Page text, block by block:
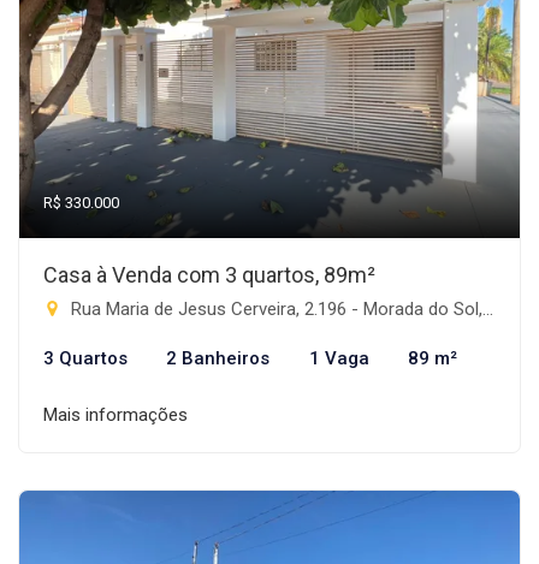
R$ 330.000
Casa à Venda com 3 quartos, 89m²
Rua Maria de Jesus Cerveira, 2.196 - Morada do Sol, Rio Brilhante-MS
3 Quartos 2 Banheiros 1 Vaga 89 m²
Mais informações